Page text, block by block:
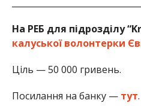
На РЕБ для підрозділу
калуської волонтерки
Ціль — 50 000 гривень.
Посилання на банку — тут.